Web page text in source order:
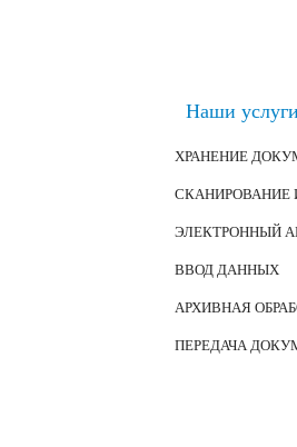
Наши услуги
ХРАНЕНИЕ
СКАНИРОВАНИЕ
ЭЛЕКТРОННЫЙ
ВВОД ДАННЫХ
АРХИВНАЯ
ПЕРЕДАЧА